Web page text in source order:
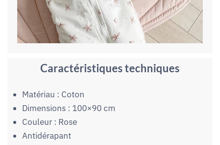
Caractéristiques techniques
Matériau : Coton
Dimensions : 100×90 cm
Couleur : Rose
Antidérapant